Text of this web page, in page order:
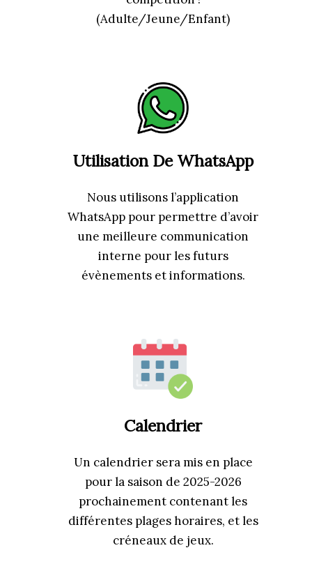
(Adulte/Jeune/Enfant)
Utilisation De WhatsApp
Nous utilisons l’application
WhatsApp pour permettre d’avoir
une meilleure communication
interne pour les futurs
évènements et informations.
Calendrier
Un calendrier sera mis en place
pour la saison de 2025-2026
prochainement contenant les
différentes plages horaires, et les
créneaux de jeux.